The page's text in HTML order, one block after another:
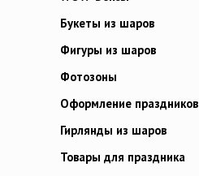
Букеты из шаров
Фигуры из шаров
Фотозоны
Оформление праздников
Гирлянды из шаров
Товары для праздника